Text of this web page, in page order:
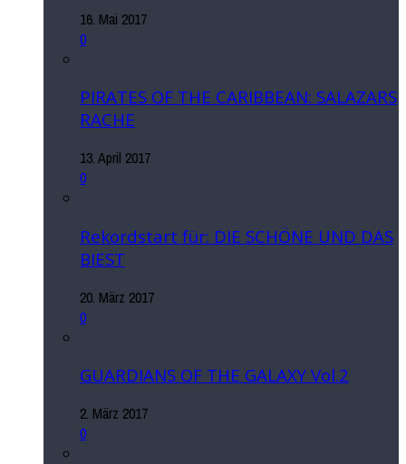
16. Mai 2017
0
PIRATES OF THE CARIBBEAN: SALAZARS
RACHE
13. April 2017
0
Rekordstart für: DIE SCHÖNE UND DAS
BIEST
20. März 2017
0
GUARDIANS OF THE GALAXY Vol.2
2. März 2017
0